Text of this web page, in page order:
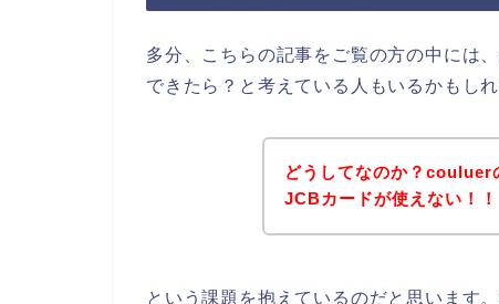
多分、こちらの記事をご覧の方の中には
できたら？と考えている人もいるかもし
どうしてなのか？couluer
JCBカードが使えない！！
という課題を抱えているのだと思います